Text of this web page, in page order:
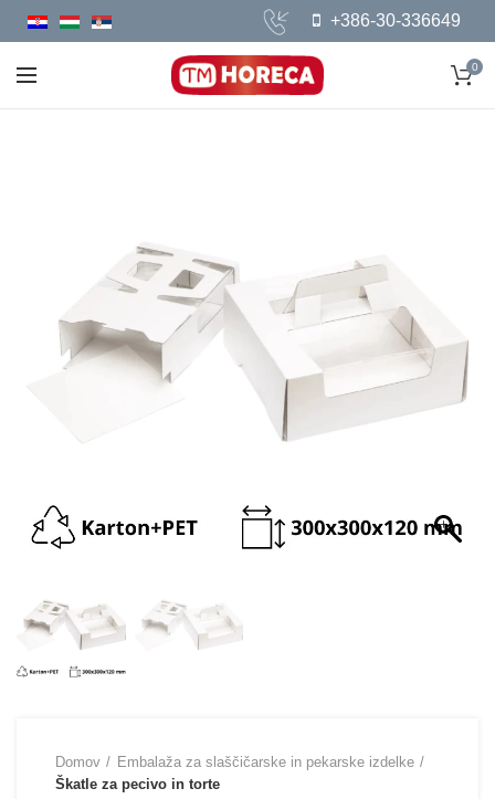
+386-30-336649
0
Domov
Embalaža za slaščičarske in pekarske izdelke
Škatle za pecivo in torte